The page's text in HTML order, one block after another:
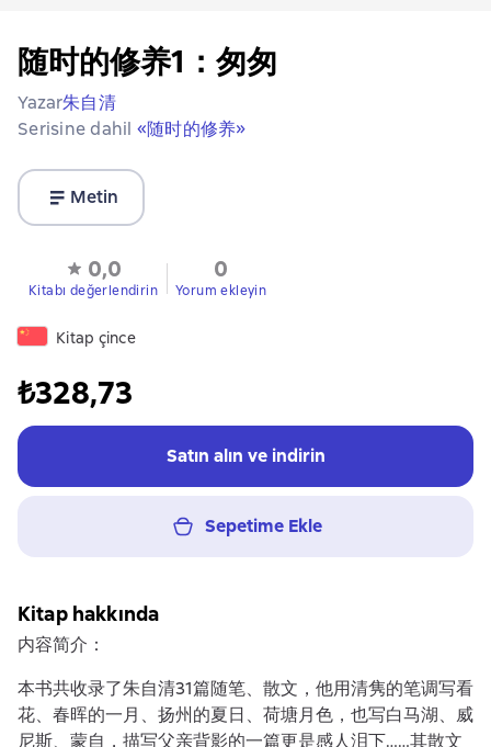
随时的修养1：匆匆
Yazar朱自清
Serisine dahil «随时的修养»
Metin
0,0
Kitabı değerlendirin
0
Yorum ekleyin
Kitap çince
₺328,73
Satın alın ve indirin
Sepetime Ekle
Kitap hakkında
内容简介：
本书共收录了朱自清31篇随笔、散文，他用清隽的笔调写看
花、春晖的一月、扬州的夏日、荷塘月色，也写白马湖、威
尼斯、蒙自，描写父亲背影的一篇更是感人泪下……其散文